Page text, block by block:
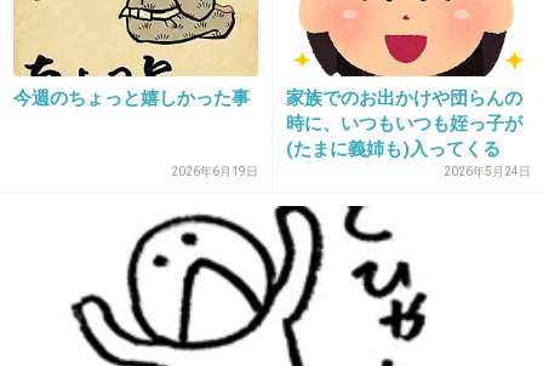
+9 -1
話せる相手がいるってだけで、ひきこもりの人にとったら
嬉しいのかもね！でもお金で雇われてるって思ったら、嬉
しくないのかな？？うーん…
+2
今週のちょっと嬉しかった事
2026年6月19日
家族でのお出かけや団らんの
時に、いつもいつも姪っ子が
(たまに義姉も)入ってくる
2026年5月24日